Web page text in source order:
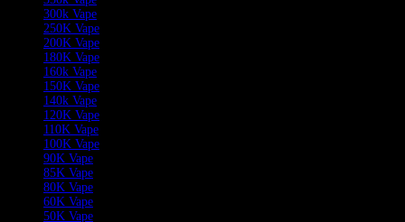
300k Vape
250K Vape
200K Vape
180K Vape
160k Vape
150K Vape
140k Vape
120K Vape
110K Vape
100K Vape
90K Vape
85K Vape
80K Vape
60K Vape
50K Vape